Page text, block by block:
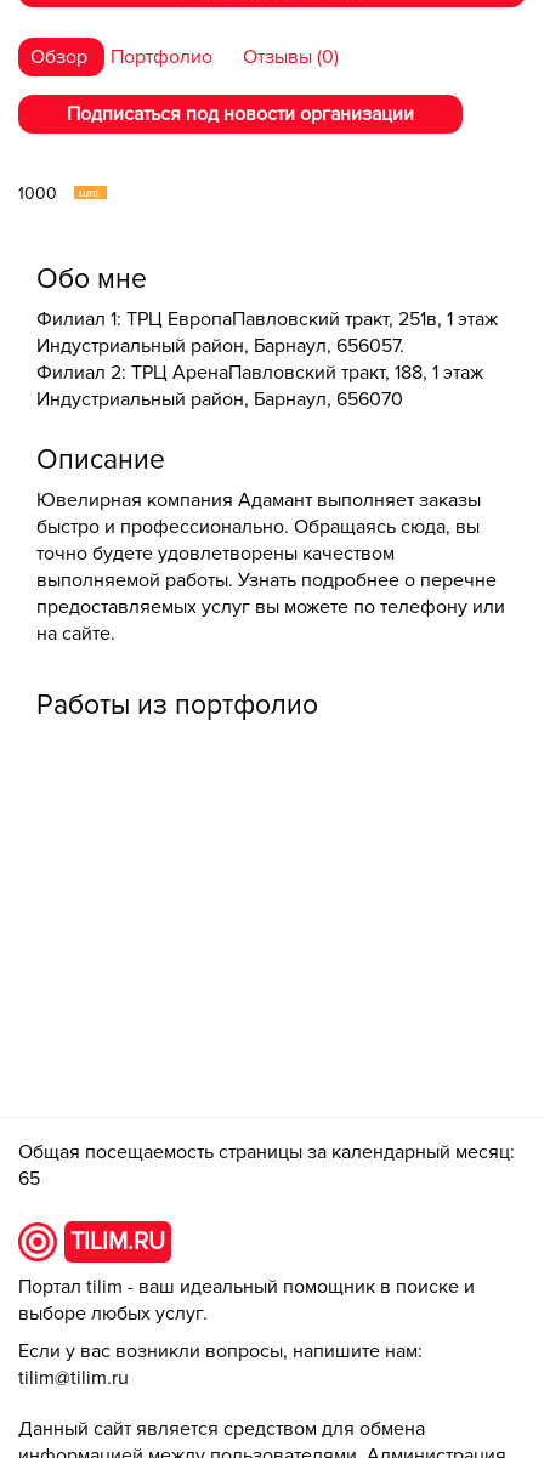
Обзор Портфолио Отзывы (0)
Подписаться под новости организации
1000 шт.
Обо мне
Филиал 1: ​ТРЦ Европа​Павловский тракт, 251в​, 1 этаж​
Индустриальный район, Барнаул, 656057.
Филиал 2: ​ТРЦ Арена​Павловский тракт, 188, ​1 этаж​
Индустриальный район, Барнаул, 656070
Описание
Ювелирная компания Адамант выполняет заказы
быстро и профессионально. Обращаясь сюда, вы
точно будете удовлетворены качеством
выполняемой работы. Узнать подробнее о перечне
предоставляемых услуг вы можете по телефону или
на сайте.
Работы из портфолио
Общая посещаемость страницы за календарный месяц:
65
TILIM.RU
Портал tilim - ваш идеальный помощник в поиске и
выборе любых услуг.
Если у вас возникли вопросы, напишите нам:
tilim@tilim.ru
Данный сайт является средством для обмена